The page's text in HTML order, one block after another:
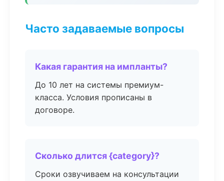
Часто задаваемые вопросы
Какая гарантия на импланты?
До 10 лет на системы премиум-
класса. Условия прописаны в
договоре.
Сколько длится {category}?
Сроки озвучиваем на консультации